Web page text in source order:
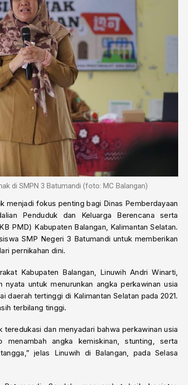
di SMPN 3 Batumandi (foto: MC Balangan)
menjadi fokus penting bagi Dinas Pemberdayaan
Penduduk dan Keluarga Berencana serta
PMD) Kabupaten Balangan, Kalimantan Selatan.
SMP Negeri 3 Batumandi untuk memberikan
pernikahan dini.
Kabupaten Balangan, Linuwih Andri Winarti,
nyata untuk menurunkan angka perkawinan usia
daerah tertinggi di Kalimantan Selatan pada 2021.
terbilang tinggi.
teredukasi dan menyadari bahwa perkawinan usia
angka kemiskinan, stunting, serta
jelas Linuwih di Balangan, pada Selasa